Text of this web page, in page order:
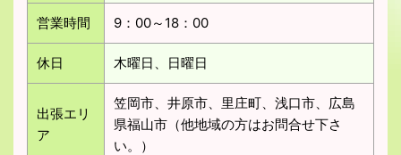
営業時間 9：00～18：00
休日 木曜日、日曜日
出張エリ
ア
笠岡市、井原市、里庄町、浅口市、広島
県福山市（他地域の方はお問合せ下さ
い。）